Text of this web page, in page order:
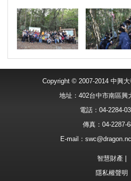
Copyright © 2007-2014 中興
地址：402台中市南區
電話：04-2284-
傳真：04-2287-
E-mail：
智慧財產
隱私權聲明